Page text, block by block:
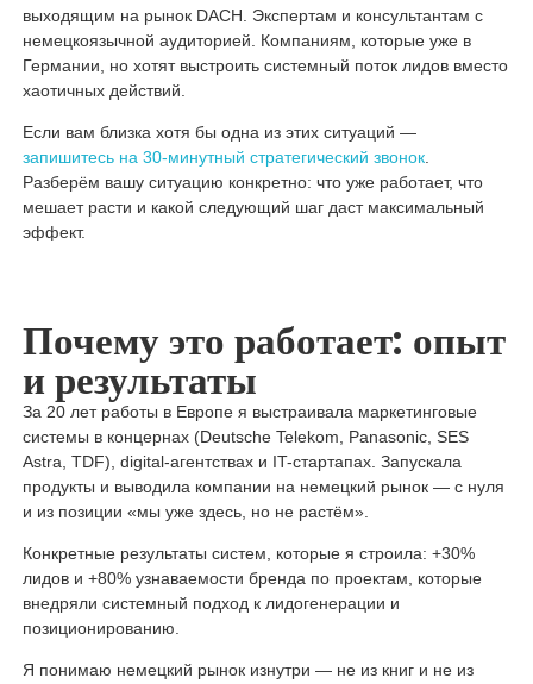
выходящим на рынок DACH. Экспертам и консультантам с
немецкоязычной аудиторией. Компаниям, которые уже в
Германии, но хотят выстроить системный поток лидов вместо
хаотичных действий.
Если вам близка хотя бы одна из этих ситуаций —
запишитесь на 30-минутный стратегический звонок.
Разберём вашу ситуацию конкретно: что уже работает, что
мешает расти и какой следующий шаг даст максимальный
эффект.
Почему это работает: опыт
и результаты
За 20 лет работы в Европе я выстраивала маркетинговые
системы в концернах (Deutsche Telekom, Panasonic, SES
Astra, TDF), digital-агентствах и IT-стартапах. Запускала
продукты и выводила компании на немецкий рынок — с нуля
и из позиции «мы уже здесь, но не растём».
Конкретные результаты систем, которые я строила: +30%
лидов и +80% узнаваемости бренда по проектам, которые
внедряли системный подход к лидогенерации и
позиционированию.
Я понимаю немецкий рынок изнутри — не из книг и не из